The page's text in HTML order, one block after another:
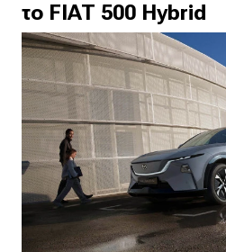
το FIAT 500 Hybrid